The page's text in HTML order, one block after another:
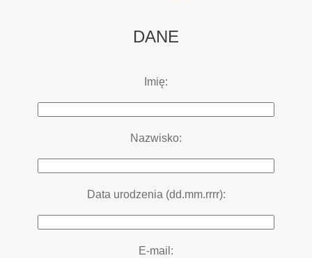
DANE
Imię:
Nazwisko:
Data urodzenia (dd.mm.rrrr):
E-mail: